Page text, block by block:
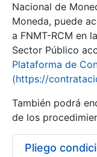
Erakutsi/
Nacional de
Moneda, puede
a FNMT-RCM en
Sector Público
Plataforma de
(https://
También podrá
de los